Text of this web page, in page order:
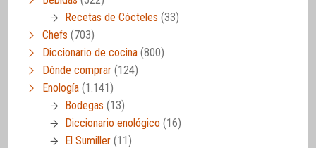
Recetas de Cócteles (33)
Chefs (703)
Diccionario de cocina (800)
Dónde comprar (124)
Enología (1.141)
Bodegas (13)
Diccionario enológico (16)
El Sumiller (11)